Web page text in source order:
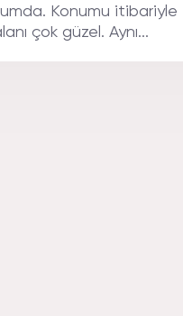
Konumu itibariyle
çok güzel. Aynı...